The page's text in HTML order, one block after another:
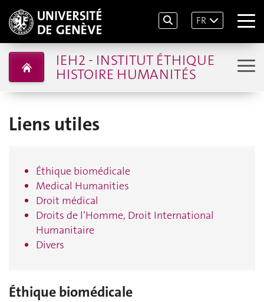
FR
IEH2 - INSTITUT ÉTHIQUE
HISTOIRE HUMANITÉS
Liens utiles
Éthique biomédicale
Medical Humanities
Droit médical
Droits de l’Homme, Droit International
Humanitaire
Divers
Éthique biomédicale